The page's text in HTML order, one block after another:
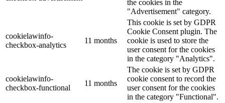
the cookies in the
"Advertisement" category.
cookielawinfo-
checkbox-analytics
11 months
This cookie is set by GDPR
Cookie Consent plugin. The
cookie is used to store the
user consent for the cookies
in the category "Analytics".
cookielawinfo-
checkbox-functional
11 months
The cookie is set by GDPR
cookie consent to record the
user consent for the cookies
in the category "Functional".